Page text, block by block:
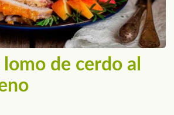
lomo de cerdo al